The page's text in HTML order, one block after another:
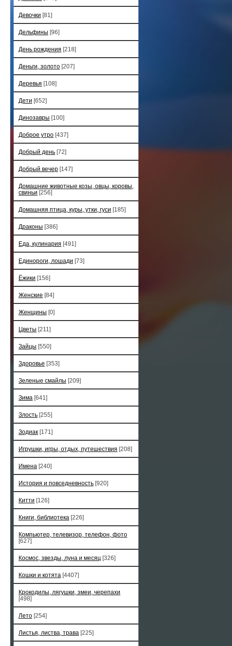
Девочки [81]
Дельфины [96]
День рождения [218]
Деньги, золото [207]
Деревья [108]
Дети [652]
Динозавры [100]
Доброе утро [437]
Добрый день [72]
Добрый вечер [147]
Домашние животные козы, овцы, коровы,
свиньи [256]
Домашняя птица, куры, утки, гуси [185]
Драконы [386]
Еда, кулинария [491]
Единороги, лошади [73]
Ёжики [156]
Женские [84]
Женщины [0]
Цветы [211]
Зайцы [550]
Здоровье [353]
Зеленые смайлы [209]
Зима [641]
Злость [255]
Зодиак [171]
Игрушки, игры, отдых, путешествия [208]
Имена [240]
История и повседневность [920]
Китти [126]
Книги, библиотека [226]
Компьютер, телевизор, телефон, фото
[627]
Космос, звезды, луна и месяц [326]
Кошки и котята [4407]
Крокодилы, лягушки, змеи, черепахи
[498]
Лето [254]
Листья, листва, трава [225]